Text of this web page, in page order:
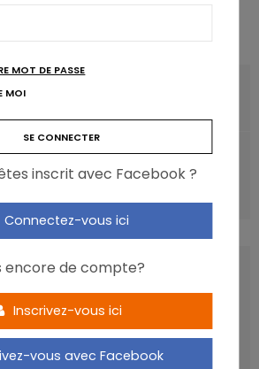
Officer. Karott' SA/NV
ARTICLE SUIVANT
bénéfices déjà avec 15 minutes par
MOT DE PASSE
MOI
inscrit avec Facebook ?
Connectez-vous ici
encore de compte?
Inscrivez-vous ici
vous avec Facebook